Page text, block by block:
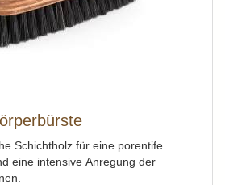
Schichtholz für eine porentife
eine intensive Anregung der